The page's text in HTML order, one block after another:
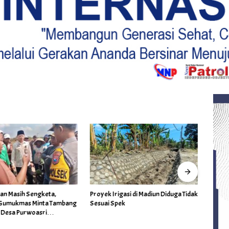
di Madiun Diduga Tidak
Sidang Pemeriksaan Setempat
Sengketa Lahan 30 Hektare, Kinerja